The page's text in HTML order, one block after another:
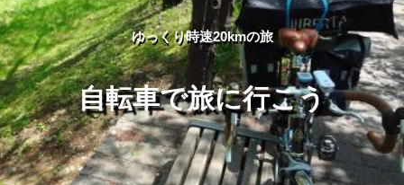
ゆっくり時速20kmの旅
自転車で旅に行こう